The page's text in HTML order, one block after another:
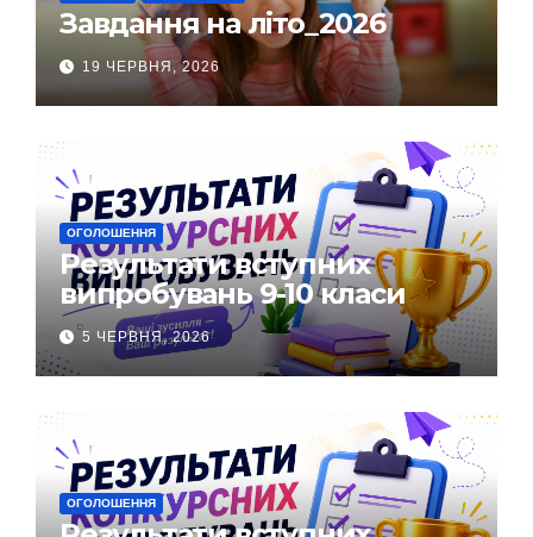
Завдання на літо_2026
19 ЧЕРВНЯ, 2026
ОГОЛОШЕННЯ
Результати вступних
випробувань 9-10 класи
5 ЧЕРВНЯ, 2026
ОГОЛОШЕННЯ